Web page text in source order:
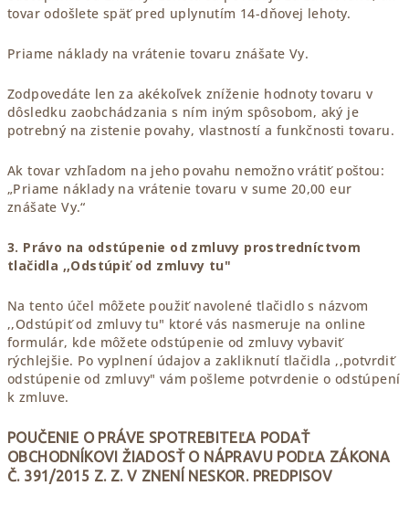
tovar odošlete späť pred uplynutím 14-dňovej lehoty.
Priame náklady na vrátenie tovaru znášate Vy.
Zodpovedáte len za akékoľvek zníženie hodnoty tovaru v
dôsledku zaobchádzania s ním iným spôsobom, aký je
potrebný na zistenie povahy, vlastností a funkčnosti tovaru.
Ak tovar vzhľadom na jeho povahu nemožno vrátiť poštou:
„Priame náklady na vrátenie tovaru v sume 20,00 eur
znášate Vy.“
3. Právo na odstúpenie od zmluvy prostredníctvom
tlačidla ,,Odstúpiť od zmluvy tu"
Na tento účel môžete použiť navolené tlačidlo s názvom
,,Odstúpiť od zmluvy tu" ktoré vás nasmeruje na online
formulár, kde môžete odstúpenie od zmluvy vybaviť
rýchlejšie. Po vyplnení údajov a zakliknutí tlačidla ,,potvrdiť
odstúpenie od zmluvy" vám pošleme potvrdenie o odstúpení
k zmluve.
POUČENIE O PRÁVE SPOTREBITEĽA PODAŤ
OBCHODNÍKOVI ŽIADOSŤ O NÁPRAVU PODĽA ZÁKONA
Č. 391/2015 Z. Z. V ZNENÍ NESKOR. PREDPISOV